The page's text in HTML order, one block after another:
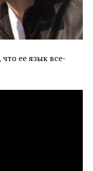
ее язык все-